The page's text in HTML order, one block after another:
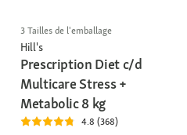
3 Tailles de l'emballage
Hill's
Prescription Diet c/d
Multicare Stress +
Metabolic 8 kg
4.8 (368)